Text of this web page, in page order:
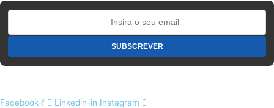
Facebook-f Linkedin-in Instagram